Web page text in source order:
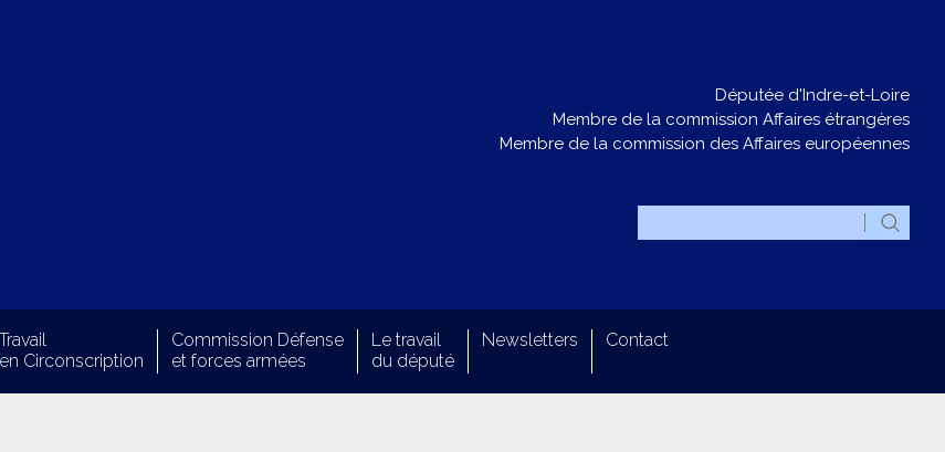
Députée d'Indre-et-Loire
Membre de la commission Affaires étrangères
Membre de la commission des Affaires européennes
Travail
en Circonscription
Commission Défense
et forces armées
Le travail
du député
Newsletters Contact